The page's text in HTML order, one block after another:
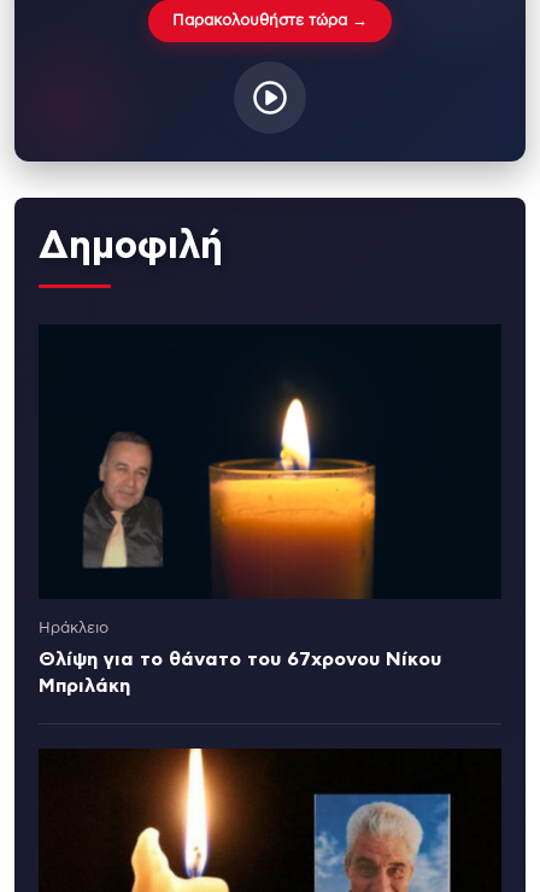
Παρακολουθήστε τώρα →
Δημοφιλή
Ηράκλειο
Θλίψη για το θάνατο του 67χρονου Νίκου
Μπριλάκη